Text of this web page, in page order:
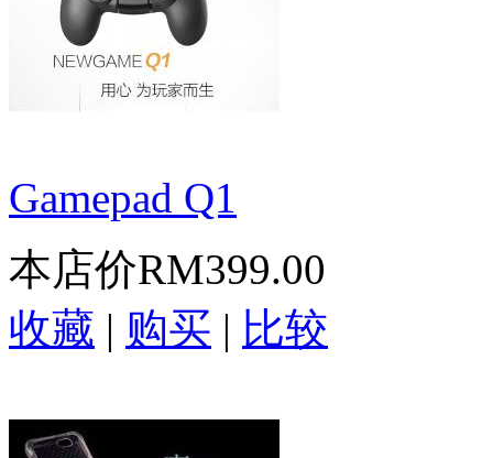
Gamepad Q1
本店价RM399.00
收藏 | 购买 | 比较